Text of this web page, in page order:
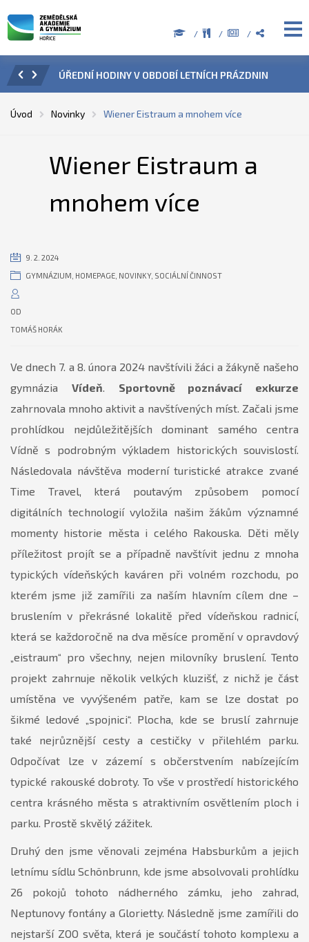
ÚŘEDNÍ HODINY V OBDOBÍ LETNÍCH PRÁZDNIN
Úvod Novinky Wiener Eistraum a mnohem více
Wiener Eistraum a
mnohem více
9. 2. 2024
GYMNÁZIUM HOMEPAGE NOVINKY, SOCIÁLNÍ ČINNOST
OD
TOMÁŠ HORÁK
Ve dnech 7. a 8. února 2024 navštívili žáci a žákyně našeho
gymnázia Vídeň. Sportovně poznávací exkurze
zahrnovala mnoho aktivit a navštívených míst. Začali jsme
prohlídkou nejdůležitějších dominant samého centra
Vídně s podrobným výkladem historických souvislostí.
Následovala návštěva moderní turistické atrakce zvané
Time Travel, která poutavým způsobem pomocí
digitálních technologií vyložila našim žákům významné
momenty historie města i celého Rakouska. Děti měly
příležitost projít se a případně navštívit jednu z mnoha
typických vídeňských kaváren při volném rozchodu, po
kterém jsme již zamířili za naším hlavním cílem dne –
bruslením v překrásné lokalitě před vídeňskou radnicí,
která se každoročně na dva měsíce promění v opravdový
„eistraum“ pro všechny, nejen milovníky bruslení. Tento
projekt zahrnuje několik velkých kluzišť, z nichž je část
umístěna ve vyvýšeném patře, kam se lze dostat po
šikmé ledové „spojnici“. Plocha, kde se bruslí zahrnuje
také nejrůznější cesty a cestičky v přilehlém parku.
Odpočívat lze v zázemí s občerstvením nabízejícím
typické rakouské dobroty. To vše v prostředí historického
centra krásného města s atraktivním osvětlením ploch i
parku. Prostě skvělý zážitek.
Druhý den jsme věnovali zejména Habsburkům a jejich
letnímu sídlu Schönbrunn, kde jsme absolvovali prohlídku
26 pokojů tohoto nádherného zámku, jeho zahrad,
Neptunovy fontány a Glorietty. Následně jsme zamířili do
nejstarší ZOO světa, která je součástí tohoto komplexu a